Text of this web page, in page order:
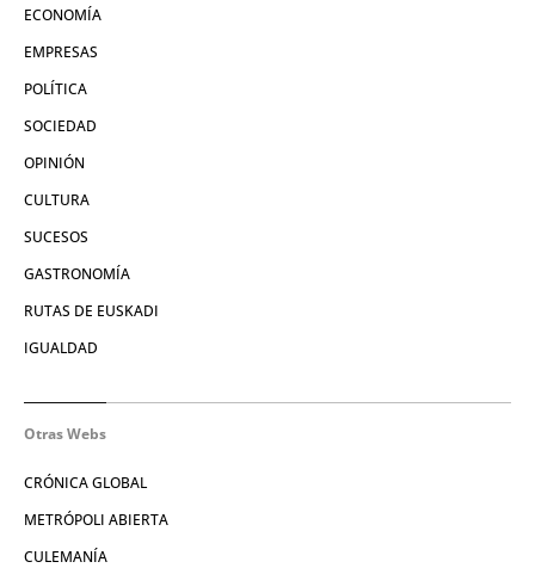
ECONOMÍA
EMPRESAS
POLÍTICA
SOCIEDAD
OPINIÓN
CULTURA
SUCESOS
GASTRONOMÍA
RUTAS DE EUSKADI
IGUALDAD
Otras Webs
CRÓNICA GLOBAL
METRÓPOLI ABIERTA
CULEMANÍA